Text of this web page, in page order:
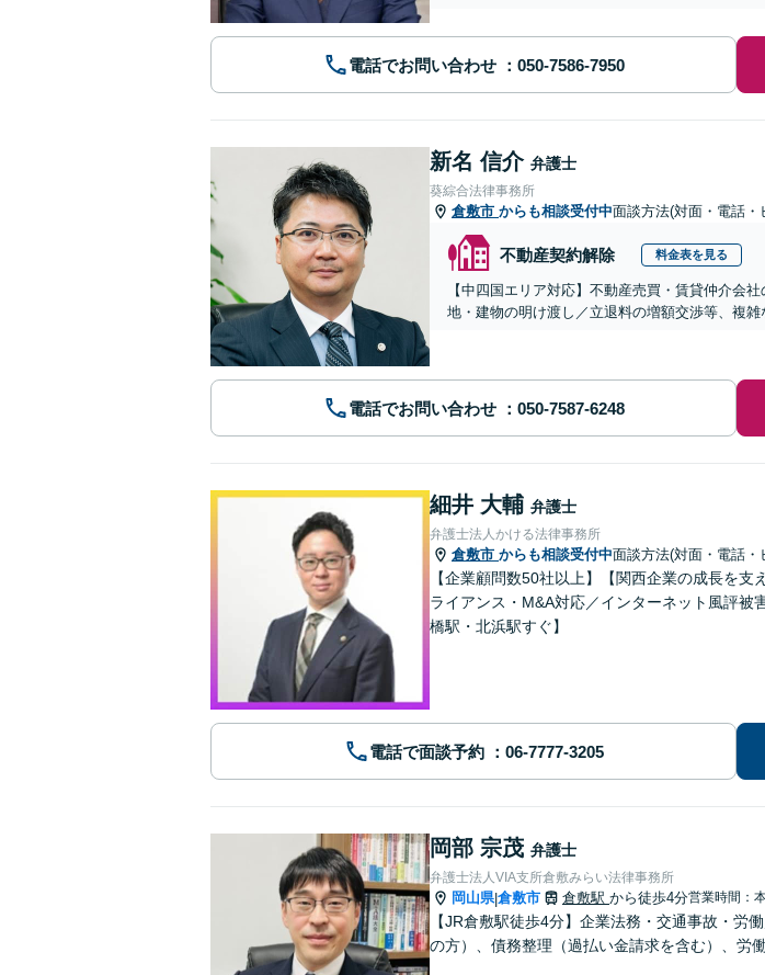
電話でお問い合わせ
新名 信介 弁護士
葵綜合法律事務所
倉敷市 からも相談受付中面談方法(対面・電話・
不動産契約解除 料金表を見る
【中四国エリア対応】不動産売買・賃貸仲介会
地・建物の明け渡し／立退料の増額交渉等、複
電話でお問い合わせ
細井 大輔 弁護士
弁護士法人かける法律事務所
倉敷市 からも相談受付中面談方法(対面・電話・
【企業顧問数50社以上】【関西企業の成長を
ライアンス・M&A対応／インターネット風評
橋駅・北浜駅すぐ】
電話で面談予約
岡部 宗茂 弁護士
弁護士法人VIA支所倉敷みらい法律事務所
岡山県|倉敷市 倉敷駅 から徒歩4分営業時間：
【JR倉敷駅徒歩4分】企業法務・交通事故・労
の方）、債務整理（過払い金請求を含む）、労